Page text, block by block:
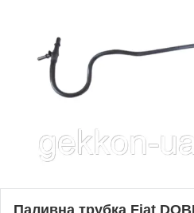
Паливна трубка Fiat